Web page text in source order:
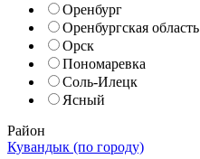
Оренбург
Оренбургская область
Орск
Пономаревка
Соль-Илецк
Ясный
Район
Кувандык (по городу)